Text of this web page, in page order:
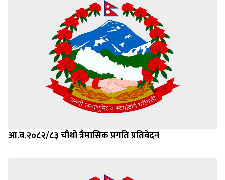
आ.व.२०८२/८३ चौथो त्रैमासिक प्रगति प्रतिवेदन